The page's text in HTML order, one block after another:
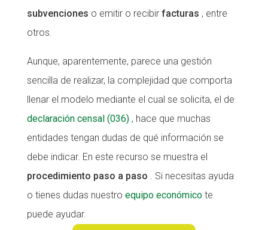
subvenciones o emitir o recibir facturas , entre
otros.
Aunque, aparentemente, parece una gestión
sencilla de realizar, la complejidad que comporta
llenar el modelo mediante el cual se solicita, el de
declaración censal (036), hace que muchas
entidades tengan dudas de qué información se
debe indicar. En este recurso se muestra el
procedimiento paso a paso . Si necesitas ayuda
o tienes dudas nuestro equipo económicote
puede ayudar.
CONEIX FUNDESPLAI
La Fundació
L'equip
Missió i valors
Memòria d'activitats
Proposta educativa
ACTUALITAT
CONEIX FUNDESPLAI
La Fundació
L'equip
Missió i valors
Memòria d'activitats
Proposta educativa
ACTUALITAT